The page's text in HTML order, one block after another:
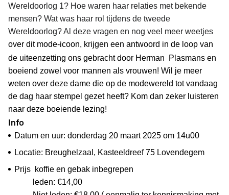
Wereldoorlog 1? Hoe waren haar relaties met bekende
mensen? Wat was haar rol tijdens de tweede
Wereldoorlog? Al deze vragen en nog veel meer weetjes
over dit mode-icoon, krijgen een antwoord in de loop van
de uiteenzetting ons gebracht door Herman
Plasmans en
boeiend zowel voor mannen als vrouwen! Wil je meer
weten over deze dame die op de modewereld tot vandaag
de dag haar stempel gezet heeft? Kom dan zeker luisteren
naar deze boeiende lezing!
Info
Datum en uur: donderdag 20 maart 2025 om 14u00
Locatie: Breughelzaal, Kasteeldreef 75 Lovendegem
Prijs koffie en gebak inbegrepen
leden: €14,00